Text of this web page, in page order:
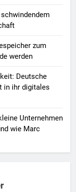
zum
werden
Deutsche
in ihr digitales
Unternehmen
wie Marc